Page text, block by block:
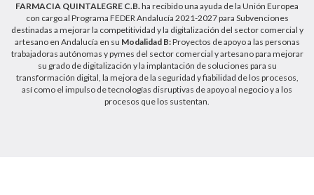
FARMACIA QUINTALEGRE C.B.ha recibido una ayuda de la Unión Europea
con cargo al Programa FEDER Andalucía 2021-2027 para Subvenciones
destinadas a mejorar la competitividad y la digitalización del sector comercial y
artesano en Andalucía en su Modalidad B:Proyectos de apoyo a las personas
trabajadoras autónomas y pymes del sector comercial y artesano para mejorar
su grado de digitalización y la implantación de soluciones para su
transformación digital, la mejora de la seguridad y fiabilidad de los procesos,
así como el impulso de tecnologías disruptivas de apoyo al negocio y a los
procesos que los sustentan.